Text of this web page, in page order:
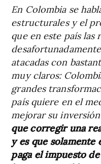
En Colombia se
estructurales y el
que en este país
atacadas con
muy claros:
grandes
país quiere en el
mejorar su
que corregir una
y es que solamente
paga el impuesto